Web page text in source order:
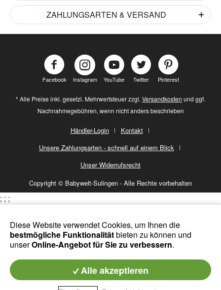
ZAHLUNGSARTEN & VERSAND
Facebook Instagram YouTube Twitter Pinterest
* Alle Preise inkl. gesetzl. Mehrwertsteuer zzgl. Versandkosten und ggf.
Nachnahmegebühren, wenn nicht anders beschrieben
Händler-Login
Kontakt
Unsere Zahlungsarten - schnell auf einem Blick
Unser Widerrufsrecht
Copyright © Babywelt-Sulingen - Alle Rechte vorbehalten
Diese Website verwendet Cookies, um Ihnen die
bestmögliche Funktionalitätbieten zu können und
unserOnline-Angebot für Sie zu verbessern.
Alle akzeptieren
; ; ;